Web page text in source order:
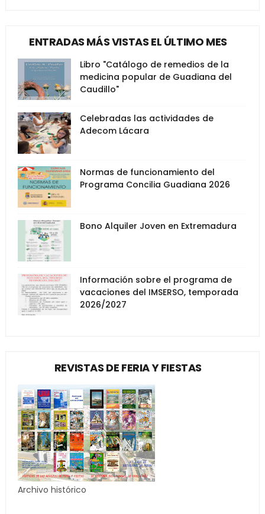
ENTRADAS MÁS VISTAS EL ÚLTIMO MES
Libro "Catálogo de remedios de la
medicina popular de Guadiana del
Caudillo"
Celebradas las actividades de
Adecom Lácara
Normas de funcionamiento del
Programa Concilia Guadiana 2026
Bono Alquiler Joven en Extremadura
Información sobre el programa de
vacaciones del IMSERSO, temporada
2026/2027
REVISTAS DE FERIA Y FIESTAS
Archivo histórico